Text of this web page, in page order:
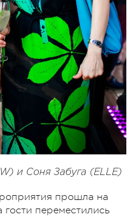
и Соня Забуга (ELLE)
прошла на
гости переместились